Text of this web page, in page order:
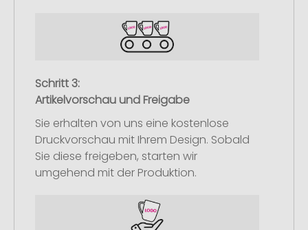
Schritt 3:
Artikelvorschau und Freigabe
Sie erhalten von uns eine kostenlose
Druckvorschau mit Ihrem Design. Sobald
Sie diese freigeben, starten wir
umgehend mit der Produktion.